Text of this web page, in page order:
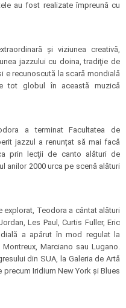
au fost realizate împreună cu
şi viziunea creativă,
jazzului cu doina, tradiţie de
e recunoscută la scară mondială
tot globul în această muzică
a terminat Facultatea de
jazzul a renunțat să mai facă
prin lecţii de canto alături de
anilor 2000 urca pe scenă alături
explorat, Teodora a cântat alături
Les Paul, Curtis Fuller, Eric
a apărut în mod regulat la
Marciano sau Lugano.
din SUA, la Galeria de Artă
Iridium New York și Blues